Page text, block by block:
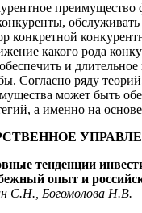
преимущество
конкретной
какого рода
и
Согласно ряду
может быть
а именно на
тенденции
опыт и
С.Н., Богомолова Н.В.